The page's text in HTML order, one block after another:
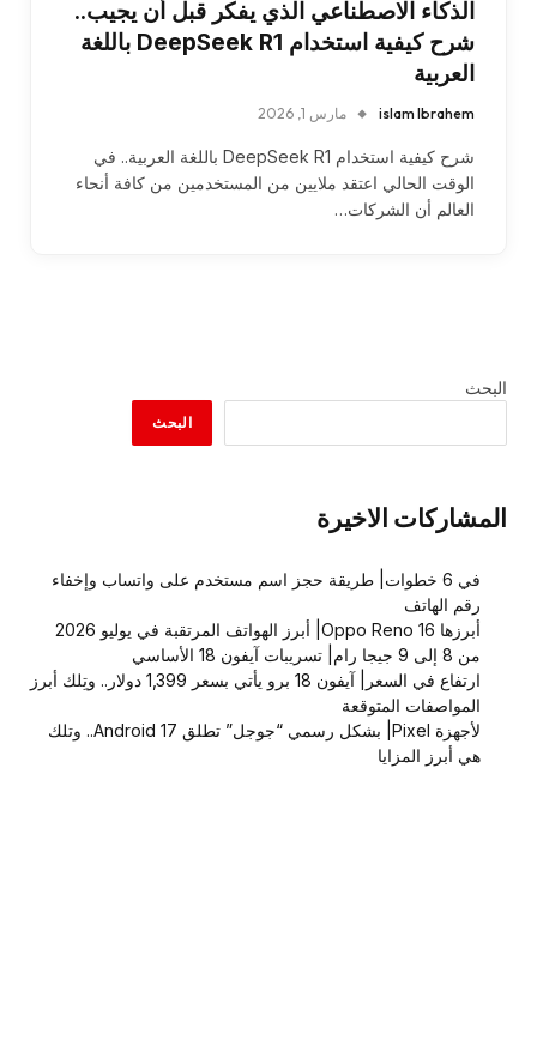
الذكاء الاصطناعي الذي يفكر قبل أن يجيب..
شرح كيفية استخدام DeepSeek R1 باللغة
العربية
islam Ibrahem مارس 1, 2026
شرح كيفية استخدام DeepSeek R1 باللغة العربية.. في
الوقت الحالي اعتقد ملايين من المستخدمين من كافة أنحاء
العالم أن الشركات…
البحث
البحث
المشاركات الاخيرة
في 6 خطوات| طريقة حجز اسم مستخدم على واتساب وإخفاء
رقم الهاتف
أبرزها Oppo Reno 16| أبرز الهواتف المرتقبة في يوليو 2026
من 8 إلى 9 جيجا رام| تسريبات آيفون 18 الأساسي
ارتفاع في السعر| آيفون 18 برو يأتي بسعر 1,399 دولار.. وتِلك أبرز
المواصفات المتوقعة
لأجهزة Pixel| بشكل رسمي “جوجل” تطلق Android 17.. وتلك
هي أبرز المزايا